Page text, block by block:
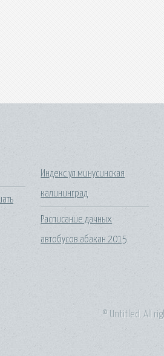
Индекс ул минусинская
калининград
Расписание дачных
автобусов абакан 2015
© Untitled. All